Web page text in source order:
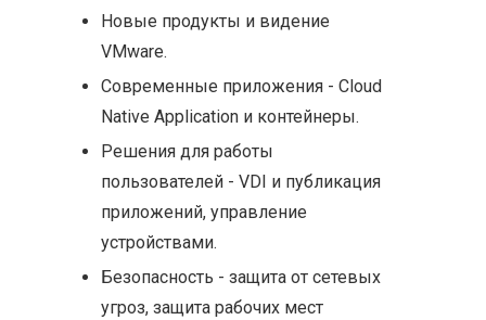
Новые продукты и видение
VMware.
Современные приложения - Cloud
Native Application и контейнеры.
Решения для работы
пользователей - VDI и публикация
приложений, управление
устройствами.
Безопасность - защита от сетевых
угроз, защита рабочих мест